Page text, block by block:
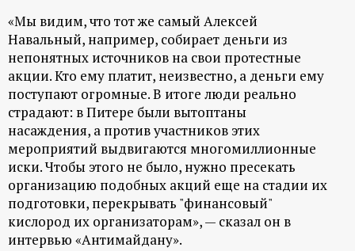
н
н
ы
й
п
о
«Мы видим, что тот же самый Алексей
Навальный, например, собирает деньги из
непонятных источников на свои протестные
акции. Кто ему платит, неизвестно, а деньги ему
поступают огромные. В итоге люди реально
страдают: в Питере были вытоптаны
насаждения, а против участников этих
мероприятий выдвигаются многомиллионные
иски. Чтобы этого не было, нужно пресекать
организацию подобных акций еще на стадии их
подготовки, перекрывать "финансовый"
кислород их организаторам», — сказал он в
интервью «Антимайдану».